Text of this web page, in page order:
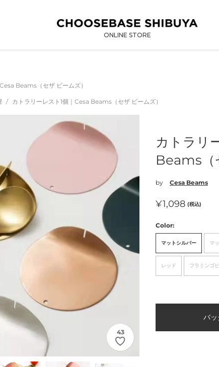
ONLINE STORE
Beams（セザ ビームズ）
カトラリーレスト1個｜Cesa Beams（セザ ビームズ）
43
カトラリ
Beams（
by Cesa Beams
通
価
格
¥1,098 (税込)
Color:
マットシルバー マ
レッド フラミンゴ
バッ